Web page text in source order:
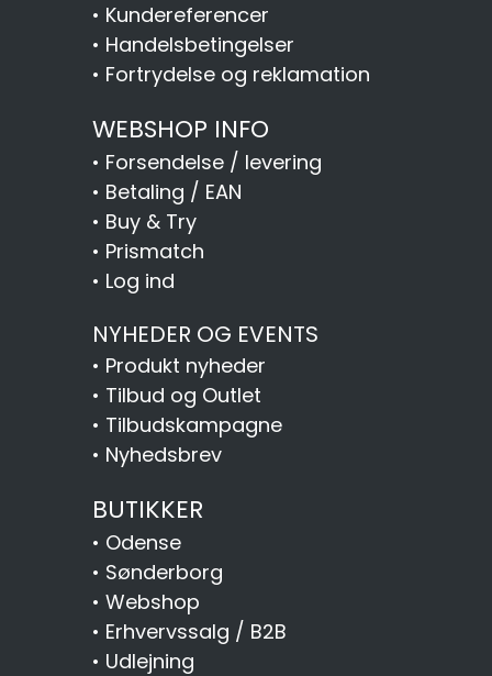
• Kundereferencer
• Handelsbetingelser
• Fortrydelse og reklamation
WEBSHOP INFO
• Forsendelse / levering
• Betaling / EAN
• Buy & Try
• Prismatch
• Log ind
NYHEDER OG EVENTS
• Produkt nyheder
• Tilbud og Outlet
• Tilbudskampagne
• Nyhedsbrev
BUTIKKER
• Odense
• Sønderborg
• Webshop
• Erhvervssalg / B2B
• Udlejning